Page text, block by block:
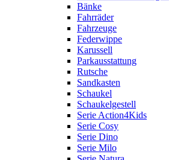
Bänke
Fahrräder
Fahrzeuge
Federwippe
Karussell
Parkausstattung
Rutsche
Sandkasten
Schaukel
Schaukelgestell
Serie Action4Kids
Serie Cosy
Serie Dino
Serie Milo